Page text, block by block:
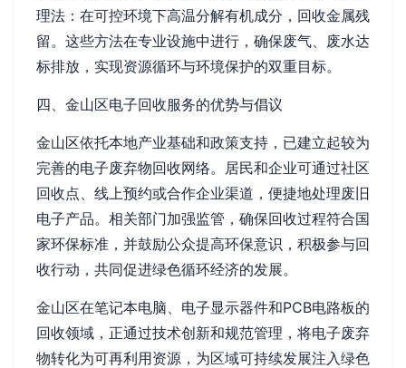
理法：在可控环境下高温分解有机成分，回收金属残
留。这些方法在专业设施中进行，确保废气、废水达
标排放，实现资源循环与环境保护的双重目标。
四、金山区电子回收服务的优势与倡议
金山区依托本地产业基础和政策支持，已建立起较为
完善的电子废弃物回收网络。居民和企业可通过社区
回收点、线上预约或合作企业渠道，便捷地处理废旧
电子产品。相关部门加强监管，确保回收过程符合国
家环保标准，并鼓励公众提高环保意识，积极参与回
收行动，共同促进绿色循环经济的发展。
金山区在笔记本电脑、电子显示器件和PCB电路板的
回收领域，正通过技术创新和规范管理，将电子废弃
物转化为可再利用资源，为区域可持续发展注入绿色